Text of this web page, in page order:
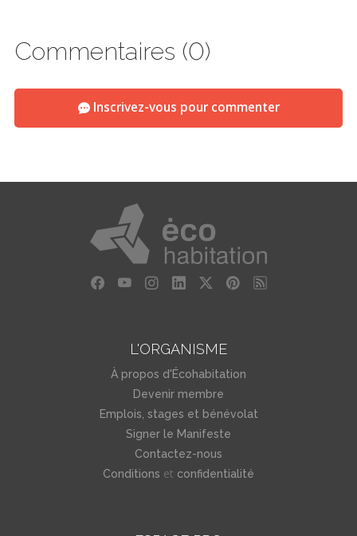
Commentaires (0)
Inscrivez-vous pour commenter
L'ORGANISME
À propos d'Écohabitation
Devenir membre
Emplois, stages et bénévolat
Signer le Manifeste
Contactez-nous
Conditions et confidentialité